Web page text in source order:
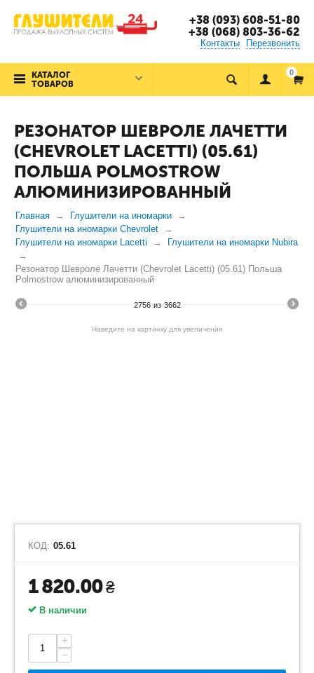
+38 (093) 608-51-80
+38 (068) 803-36-62
Контакты Перезвонить
КАТАЛОГ
ТОВАРОВ
0
РЕЗОНАТОР ШЕВРОЛЕ ЛАЧЕТТИ
(CHEVROLET LACETTI) (05.61)
ПОЛЬША POLMOSTROW
АЛЮМИНИЗИРОВАННЫЙ
Главная
Глушители на иномарки
Глушители на иномарки Chevrolet
Глушители на иномарки Lacetti
Глушители на иномарки Nubira
Резонатор Шевроле Лачетти (Chevrolet Lacetti) (05.61) Польша
Polmostrow алюминизированный
2756 из 3662
Наведите на картинку для увеличения
КОД: 05.61
1 820.00₴
В наличии
+
−